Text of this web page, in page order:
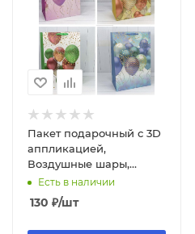
Пакет подарочный с 3D
аппликацией,
Воздушные шары,
(микс) 42х62х25, 210 г,
000111N
Есть в наличии
130 ₽/шт